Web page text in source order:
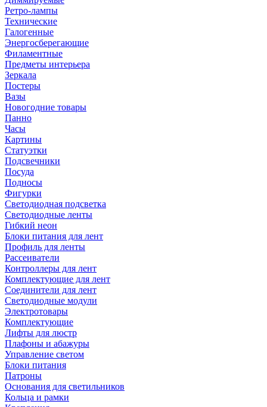
Ретро-лампы
Технические
Галогенные
Энергосберегающие
Филаментные
Предметы интерьера
Зеркала
Постеры
Вазы
Новогодние товары
Панно
Часы
Картины
Статуэтки
Подсвечники
Посуда
Подносы
Фигурки
Светодиодная подсветка
Светодиодные ленты
Гибкий неон
Блоки питания для лент
Профиль для ленты
Рассеиватели
Контроллеры для лент
Комплектующие для лент
Соединители для лент
Светодиодные модули
Электротовары
Комплектующие
Лифты для люстр
Плафоны и абажуры
Управление светом
Блоки питания
Патроны
Основания для светильников
Кольца и рамки